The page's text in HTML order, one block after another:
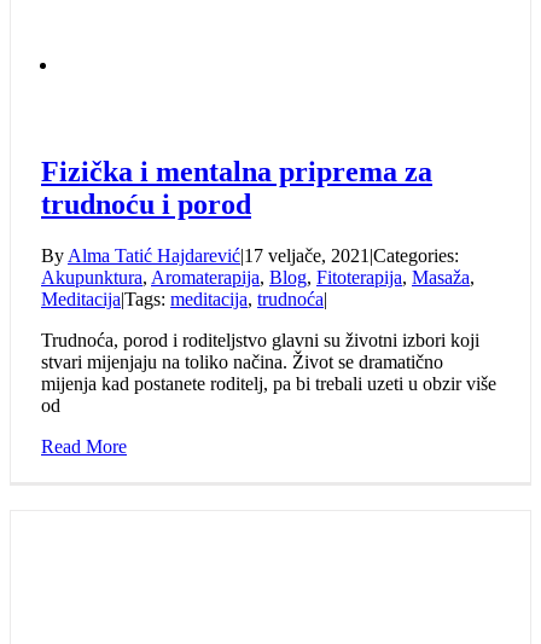
Fizička i mentalna priprema za
trudnoću i porod
By Alma Tatić Hajdarević|17 veljače, 2021 |Categories:
Akupunktura, Aromaterapija, Blog, Fitoterapija, Masaža,
Meditacija|Tags: meditacija, trudnoća|
Trudnoća, porod i roditeljstvo glavni su životni izbori koji
stvari mijenjaju na toliko načina. Život se dramatično
mijenja kad postanete roditelj, pa bi trebali uzeti u obzir više
od
Read More